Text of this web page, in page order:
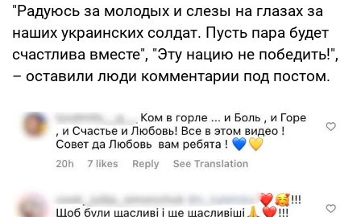
"Радуюсь за молодых и слезы на глазах за
наших украинских солдат. Пусть пара будет
счастлива вместе", "Эту нацию не победить!",
– оставили люди комментарии под постом.